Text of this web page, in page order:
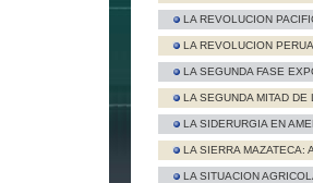
LA REVOLUCION
LA REVOLUCION
LA SEGUNDA FASE
LA SEGUNDA MITAD
LA SIDERURGIA EN
LA SIERRA MAZATECA:
LA SITUACION